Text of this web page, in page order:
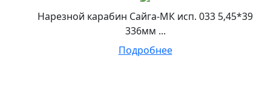
Нарезной карабин Сайга-МК исп. 033 5,45*39
336мм ...
Подробнее